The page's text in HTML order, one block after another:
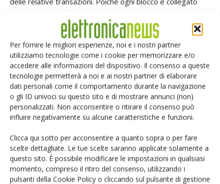
Per fornire le migliori esperienze, noi e i nostri partner
utilizziamo tecnologie come i cookie per memorizzare e/o
accedere alle informazioni del dispositivo. Il consenso a queste
tecnologie permetterà a noi e ai nostri partner di elaborare
dati personali come il comportamento durante la navigazione
o gli ID univoci su questo sito e di mostrare annunci (non)
personalizzati. Non acconsentire o ritirare il consenso può
influire negativamente su alcune caratteristiche e funzioni.
Clicca qui sotto per acconsentire a quanto sopra o per fare
scelte dettagliate. Le tue scelte saranno applicate solamente a
questo sito. È possibile modificare le impostazioni in qualsiasi
momento, compreso il ritiro del consenso, utilizzando i
pulsanti della Cookie Policy o cliccando sul pulsante di gestione
tramite crittografia al blocco precedente e contiene un
timestamp e i dati delle transazioni, tutte le informazioni
necessarie per la verifica dei dati condivisi sono
memorizzate in modo verificabile e a prova di
manomissione.
TAG Infineon
Facebook Twitter